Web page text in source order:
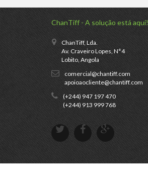
ChanTiff - A solução está aqui!
ChanTiff, Lda.
Av. Craveiro Lopes, N°4
Lobito, Angola
comercial@chantiff.com
apoioaocliente@chantiff.com
(+244) 947 197 470
(+244) 913 999 768